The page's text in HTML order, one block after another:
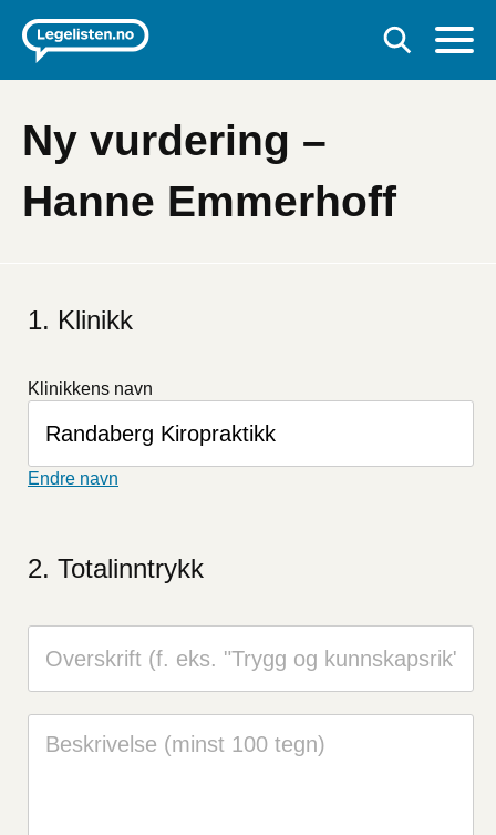
Ny vurdering –
Hanne Emmerhoff
ignorere
dette
feltet
Klinikk
Klinikkens navn
Endre navn
Totalinntrykk